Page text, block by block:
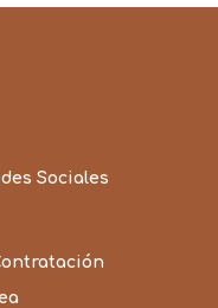
Sociales